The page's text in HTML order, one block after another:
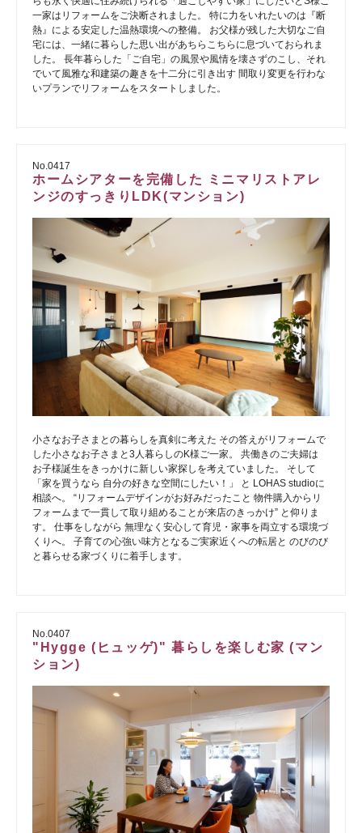
一家はリフォームをご決断されました。 特に力をいれたいのは『断
熱』による安定した温熱環境への整備。 お父様が残した大切なご自
宅には、一緒に暮らした思い出があちらこちらに息づいておられま
した。 長年暮らした「ご自宅」の風景や風情を壊さずのこし、それ
でいて風雅な和建築の趣きを十二分に引き出す 間取り変更を行わな
いプランでリフォームをスタートしました。
No.0417
ホームシアターを完備した ミニマリストアレ
ンジのすっきりLDK(マンション)
小さなお子さまとの暮らしを真剣に考えた その答えがリフォームで
した小さなお子さまと3人暮らしのK様ご一家。 共働きのご夫婦は
お子様誕生をきっかけに新しい家探しを考えていました。 そして
「家を買うなら 自分の好きな空間にしたい！」 と LOHAS studioに
相談へ。 “リフォームデザインがお好みだったこと 物件購入からリ
フォームまで一貫して取り組めることが来店のきっかけ” と仰りま
す。 仕事をしながら 無理なく安心して育児・家事を両立する環境づ
くりへ。 子育ての心強い味方となるご実家近くへの転居と のびのび
と暮らせる家づくりに着手します。
No.0407
"Hygge (ヒュッゲ)" 暮らしを楽しむ家 (マン
ション)